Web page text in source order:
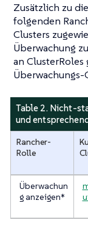
Zusätzlich zu
folgenden
Clusters
Überwachung
an
Table 2. Nicht-
und
Rancher-
Rolle
Überwachun
g anzeigen*